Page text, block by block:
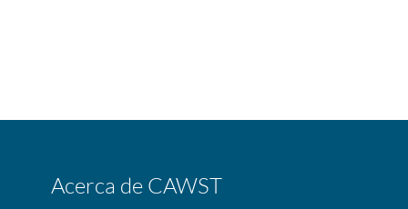
Acerca de CAWST